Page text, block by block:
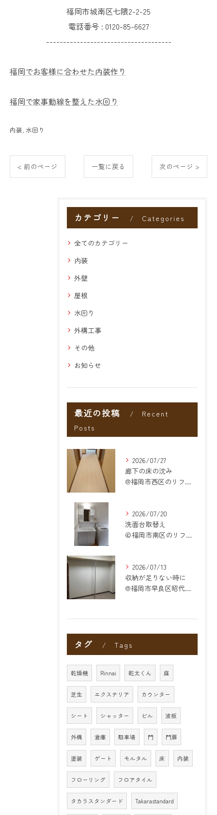
福岡市城南区七隈2-2-25
電話番号 : 0120-85-6627
-------------------------------------
福岡でお客様に合わせた内装作り
福岡で家事動線を整えた水回り
内装 水回り
< 前のページ 一覧に戻る 次のページ >
カテゴリー Categories
全てのカテゴリー
内装
外壁
屋根
水回り
外構工事
その他
お知らせ
最近の投稿
Recent
Posts
2026/07/27
廊下の床の沈み
@福岡市西区のリフォーム
2026/07/20
洗面台取替え
＠福岡市南区のリフォーム
2026/07/13
収納が足りない時に
@福岡市早良区昭代のリフォーム
タグ Tags
乾燥機 Rinnai 乾太くん 庭
芝生 エクステリア カウンター
シート シャッター ビル 波板
外構 倉庫 駐車場 門 門扉
塗装 ゲート モルタル 床 内装
フローリング フロアタイル
タカラスタンダード Takarastandard